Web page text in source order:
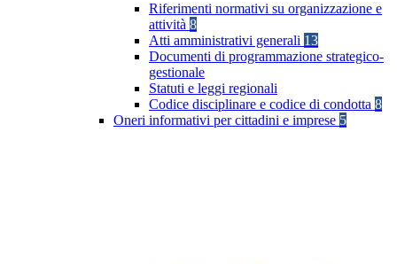
Riferimenti normativi su organizzazione e
attività 8
Atti amministrativi generali 13
Documenti di programmazione strategico-
gestionale
Statuti e leggi regionali
Codice disciplinare e codice di condotta 8
Oneri informativi per cittadini e imprese 5